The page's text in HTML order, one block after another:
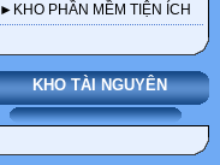
►KHO PHẦN MỀM TIỆN ÍCH
KHO TÀI NGUYÊN